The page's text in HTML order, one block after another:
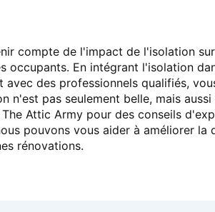
compte de l'impact de l'isolation
occupants. En intégrant l'isolation
des professionnels qualifiés,
n'est pas seulement belle, mais aussi
Attic Army pour des conseils
pouvons vous aider à améliorer la
rénovations.